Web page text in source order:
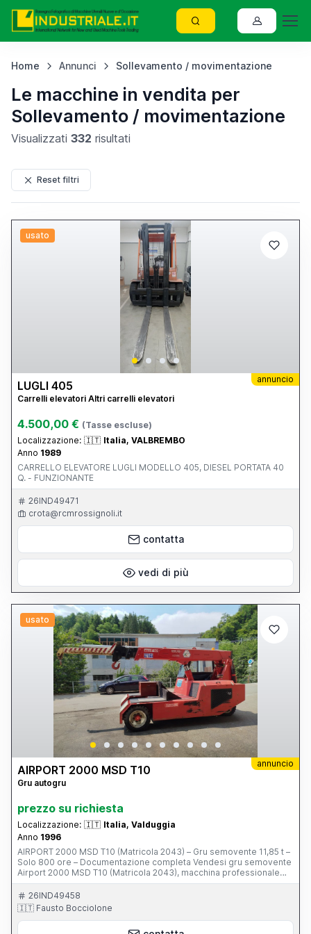
Home Annunci Sollevamento / movimentazione
Le macchine in vendita per
Sollevamento / movimentazione
Visualizzati 332 risultati
Reset filtri
usato
annuncio
LUGLI 405
Carrelli elevatori Altri carrelli elevatori
4.500,00 € (Tasse escluse)
Localizzazione: 🇮🇹 Italia, VALBREMBO
Anno 1989
CARRELLO ELEVATORE LUGLI MODELLO 405, DIESEL PORTATA 40
Q. - FUNZIONANTE
26IND49471
crota@rcmrossignoli.it
contatta
vedi di più
usato
annuncio
AIRPORT 2000 MSD T10
Gru autogru
prezzo su richiesta
Localizzazione: 🇮🇹 Italia, Valduggia
Anno 1996
AIRPORT 2000 MSD T10 (Matricola 2043) – Gru semovente 11,85 t –
Solo 800 ore – Documentazione completa Vendesi gru semovente
Airport 2000 MSD T10 (Matricola 2043), macchina professionale
compatta, robusta e affidabile, in eccellenti condizioni, con circa
800 ore di lavoro originali. Anno di costruzione: 1996
Caratteristiche tecniche: - Motore Diesel - Portata massima: 11.850
kg - Sbraccio massimo: 7,41 m (+ prolunga meccanica fissa 1,5m) -
Altezza massima di sollevamento: 7,86 m - Braccio telescopico
26IND49458
🇮🇹 Fausto Bocciolone